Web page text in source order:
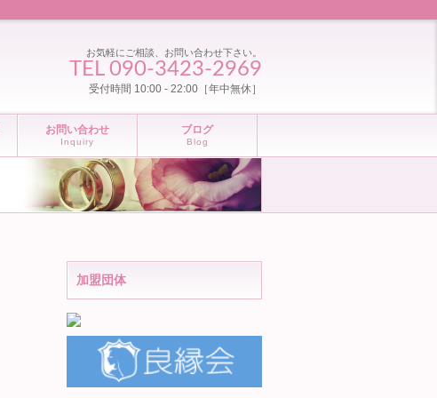
お気軽にご相談、お問い合わせ下さい。
TEL 090-3423-2969
受付時間 10:00 - 22:00［年中無休］
お問い合わせ
Inquiry
ブログ
Blog
加盟団体